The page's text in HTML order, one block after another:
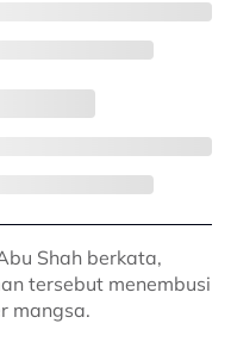
Shah berkata,
tersebut menembusi
mangsa.